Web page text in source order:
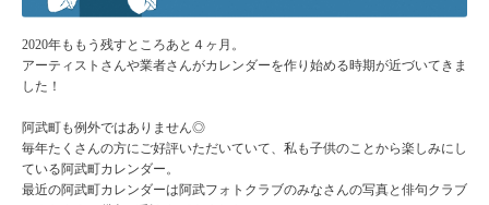
2020年ももう残すところあと４ヶ月。
アーティストさんや業者さんがカレンダーを作り始める時期が近づいてきま
した！
阿武町も例外ではありません◎
毎年たくさんの方にご好評いただいていて、私も子供のことから楽しみにし
ている阿武町カレンダー。
最近の阿武町カレンダーは阿武フォトクラブのみなさんの写真と俳句クラブ